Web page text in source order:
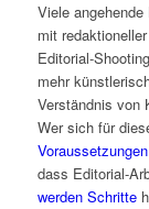
Viele
mit
Editorial-
mehr
Verständnis von
Wer sich für
dass Editorial-
werden Schritte